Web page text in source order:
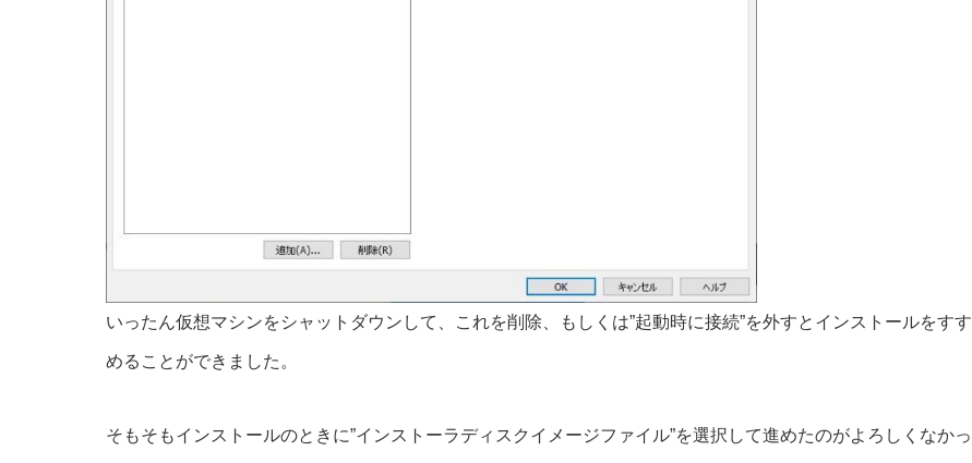
いったん仮想マシンをシャットダウンして、これを削除、もしくは”起動時に接続”を外すとインストールをすす
めることができました。
そもそもインストールのときに”インストーラディスクイメージファイル”を選択して進めたのがよろしくなかっ